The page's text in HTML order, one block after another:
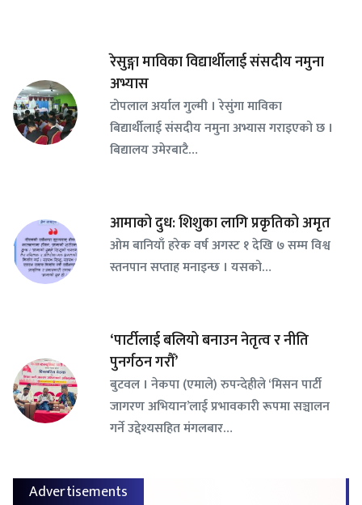
रेसुङ्गा माविका विद्यार्थीलाई संसदीय नमुना
अभ्यास
टोपलाल अर्याल गुल्मी । रेसुंगा माविका
बिद्यार्थीलाई संसदीय नमुना अभ्यास गराइएको छ ।
बिद्यालय उमेरबाटै…
आमाको दुध: शिशुका लागि प्रकृतिको अमृत
ओम बानियाँ हरेक वर्ष अगस्ट १ देखि ७ सम्म विश्व
स्तनपान सप्ताह मनाइन्छ । यसको…
‘पार्टीलाई बलियो बनाउन नेतृत्व र नीति
पुनर्गठन गरौँ’
बुटवल । नेकपा (एमाले) रुपन्देहीले ‘मिसन पार्टी
जागरण अभियान’लाई प्रभावकारी रूपमा सञ्चालन
गर्ने उद्देश्यसहित मंगलबार…
Advertisements